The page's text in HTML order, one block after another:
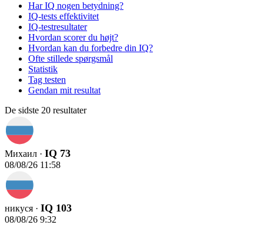
Har IQ nogen betydning?
IQ-tests effektivitet
IQ-testresultater
Hvordan scorer du højt?
Hvordan kan du forbedre din IQ?
Ofte stillede spørgsmål
Statistik
Tag testen
Gendan mit resultat
De sidste 20 resultater
Михаил · IQ 73
08/08/26 11:58
никуся · IQ 103
08/08/26 9:32